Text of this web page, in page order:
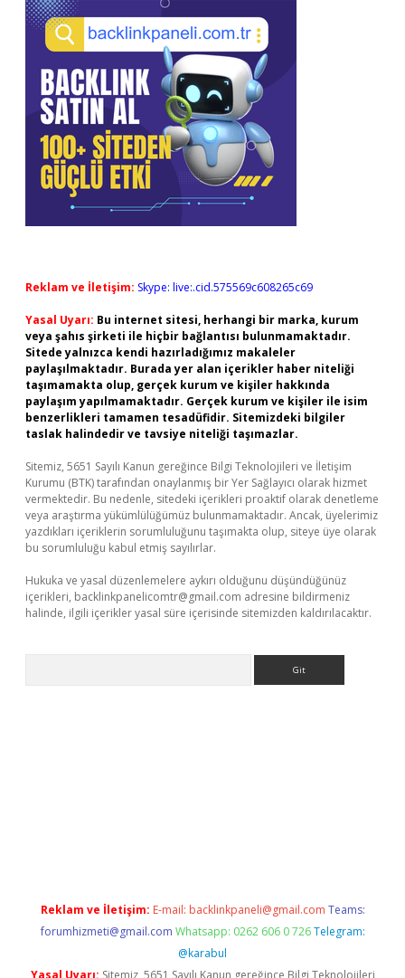
Reklam ve İletişim: Skype: live:.cid.575569c608265c69
Yasal Uyarı: Bu internet sitesi, herhangi bir marka, kurum
veya şahıs şirketi ile hiçbir bağlantısı bulunmamaktadır.
Sitede yalnızca kendi hazırladığımız makaleler
paylaşılmaktadır. Burada yer alan içerikler haber niteliği
taşımamakta olup, gerçek kurum ve kişiler hakkında
paylaşım yapılmamaktadır. Gerçek kurum ve kişiler ile isim
benzerlikleri tamamen tesadüfidir. Sitemizdeki bilgiler
taslak halindedir ve tavsiye niteliği taşımazlar.
Sitemiz, 5651 Sayılı Kanun gereğince Bilgi Teknolojileri ve İletişim
Kurumu (BTK) tarafından onaylanmış bir Yer Sağlayıcı olarak hizmet
vermektedir. Bu nedenle, sitedeki içerikleri proaktif olarak denetleme
veya araştırma yükümlülüğümüz bulunmamaktadır. Ancak, üyelerimiz
yazdıkları içeriklerin sorumluluğunu taşımakta olup, siteye üye olarak
bu sorumluluğu kabul etmiş sayılırlar.
Hukuka ve yasal düzenlemelere aykırı olduğunu düşündüğünüz
içerikleri, backlinkpanelicomtr@gmail.com adresine bildirmeniz
halinde, ilgili içerikler yasal süre içerisinde sitemizden kaldırılacaktır.
Reklam ve İletişim: E-mail: backlinkpaneli@gmail.com Teams:
forumhizmeti@gmail.com Whatsapp: 0262 606 0 726 Telegram:
@karabul
Yasal Uyarı: Sitemiz, 5651 Sayılı Kanun gereğince Bilgi Teknolojileri